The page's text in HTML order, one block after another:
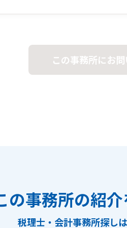
この事務所にお
の事務所の紹
税理士・会計事務所探しは